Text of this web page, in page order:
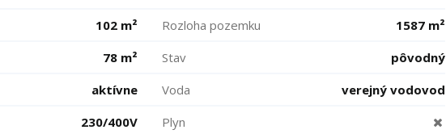
102 m² Rozloha pozemku
1587 m²
78 m² Stav
pôvodný
aktívne Voda
verejný vodovod
230/400V
Plyn